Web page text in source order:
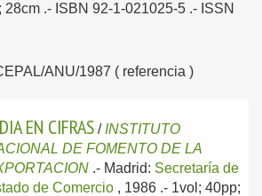
28cm .- ISBN 92-1-021025-5 .- ISSN
ANU/1987 ( referencia )
EN CIFRAS / INSTITUTO
DE FOMENTO DE LA
.- Madrid: Secretaría de
de Comercio , 1986 .- 1vol; 40pp;